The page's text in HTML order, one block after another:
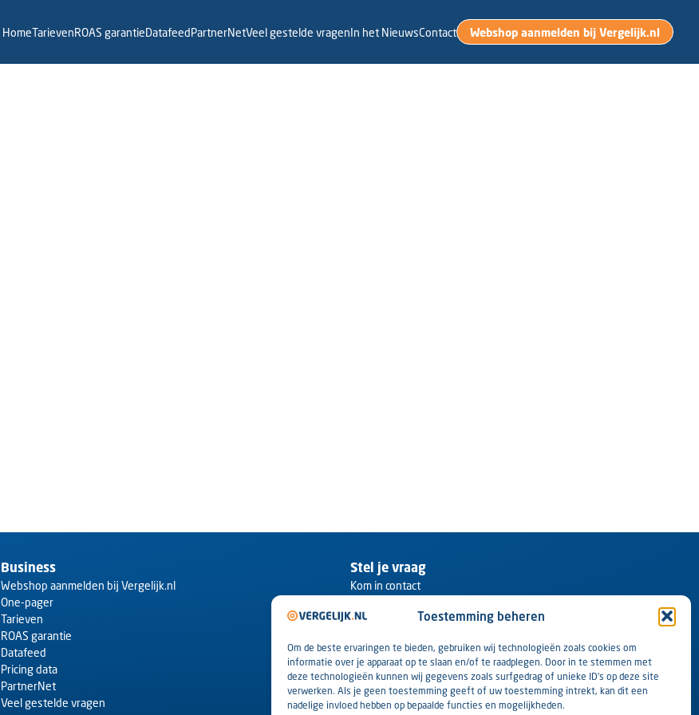
Toestemming beheren
Om de beste ervaringen te bieden, gebruiken wij technologieën zoals cookies om
informatie over je apparaat op te slaan en/of te raadplegen. Door in te stemmen met
deze technologieën kunnen wij gegevens zoals surfgedrag of unieke ID's op deze site
verwerken. Als je geen toestemming geeft of uw toestemming intrekt, kan dit een
nadelige invloed hebben op bepaalde functies en mogelijkheden.
HomeTarievenROAS garantieDatafeedPartnerNetVeel gestelde vragenIn het NieuwsContact Webshop aanmelden bij Vergelijk.nl
Business
Webshop aanmelden bij Vergelijk.nl
One-pager
Tarieven
ROAS garantie
Datafeed
Pricing data
PartnerNet
Veel gestelde vragen
Stel je vraag
Kom in contact